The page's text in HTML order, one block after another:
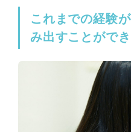
これまでの経験
み出すことがで